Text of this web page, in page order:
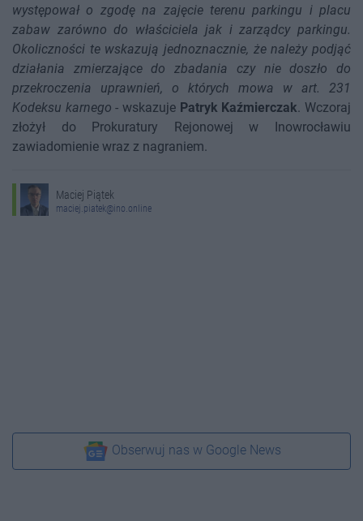
występował o zgodę na zajęcie terenu parkingu i placu
zabaw zarówno do właściciela jak i zarządcy parkingu.
Okoliczności te wskazują jednoznacznie, że należy podjąć
działania zmierzające do zbadania czy nie doszło do
przekroczenia uprawnień, o których mowa w art. 231
Kodeksu karnego - wskazuje Patryk Kaźmierczak. Wczoraj
złożył do Prokuratury Rejonowej w Inowrocławiu
zawiadomienie wraz z nagraniem.
Maciej Piątek
maciej.piatek@ino.online
Obserwuj nas w Google News